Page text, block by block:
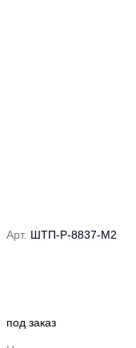
Арт. ШТП-Р-8837-М2
под заказ